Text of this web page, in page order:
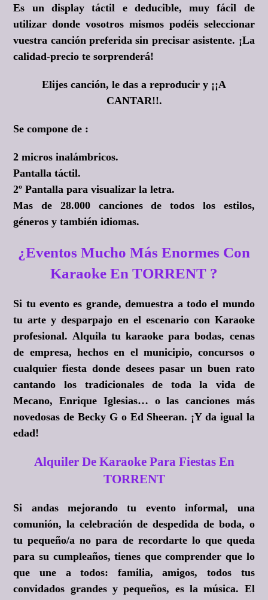
Es un display táctil e deducible, muy fácil de
utilizar donde vosotros mismos podéis seleccionar
vuestra canción preferida sin precisar asistente. ¡La
calidad-precio te sorprenderá!
Elijes canción, le das a reproducir y ¡¡A
CANTAR!!.
Se compone de :
2 micros inalámbricos.
Pantalla táctil.
2º Pantalla para visualizar la letra.
Mas de 28.000 canciones de todos los estilos,
géneros y también idiomas.
¿Eventos Mucho Más Enormes Con
Karaoke En TORRENT ?
Si tu evento es grande, demuestra a todo el mundo
tu arte y desparpajo en el escenario con Karaoke
profesional. Alquila tu karaoke para bodas, cenas
de empresa, hechos en el municipio, concursos o
cualquier fiesta donde desees pasar un buen rato
cantando los tradicionales de toda la vida de
Mecano, Enrique Iglesias… o las canciones más
novedosas de Becky G o Ed Sheeran. ¡Y da igual la
edad!
Alquiler De Karaoke Para Fiestas En
TORRENT
Si andas mejorando tu evento informal, una
comunión, la celebración de despedida de boda, o
tu pequeño/a no para de recordarte lo que queda
para su cumpleaños, tienes que comprender que lo
que une a todos: familia, amigos, todos tus
convidados grandes y pequeños, es la música. El